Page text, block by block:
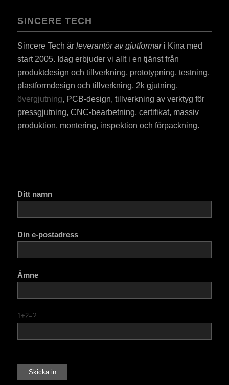
SINCERE TECH
Sincere Tech är leverantör av gjutformari Kina med
start 2005. Idag erbjuder vi allt i en tjänst från
produktdesign och tillverkning, prototypning, testning,
plastformdesign och tillverkning, 2k gjutning,
övergjutning, PCB-design, tillverkning av verktyg för
pressgjutning, CNC-bearbetning, certifikat, massiv
produktion, montering, inspektion och förpackning.
Ditt namn
Din e-postadress
Ämne
1+2=?